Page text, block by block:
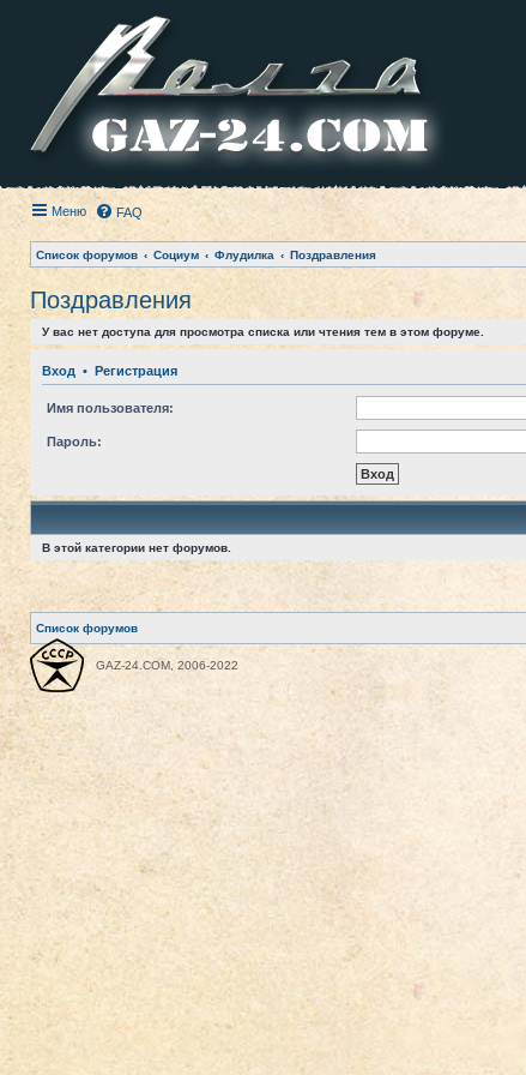
Меню FAQ
Список форумов Социум Флудилка Поздравления
Поздравления
У вас нет доступа для просмотра списка или чтения тем в этом форуме.
Вход • Регистрация
Имя пользователя:
Пароль:
В этой категории нет форумов.
Список форумов
GAZ-24.COM, 2006-2022